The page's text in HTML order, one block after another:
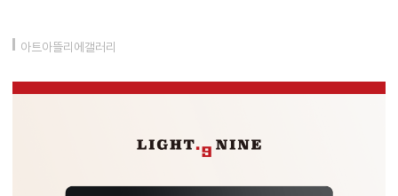
아트아뜰리에갤러리